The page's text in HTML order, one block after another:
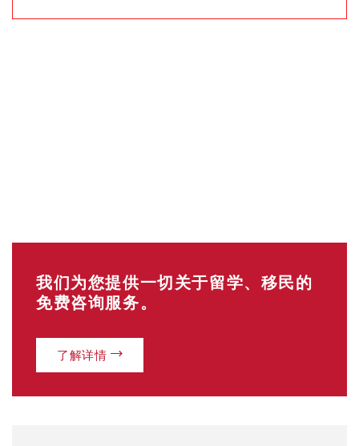
我们为您提供一切关于留学、移民的
免费咨询服务。
了解详情